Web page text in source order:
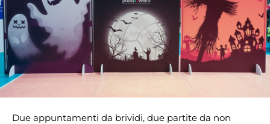
Due appuntamenti da brividi, due partite da non